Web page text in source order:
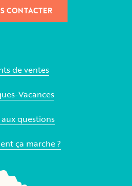
CONTACTER
de ventes
Vacances
questions
ça marche ?